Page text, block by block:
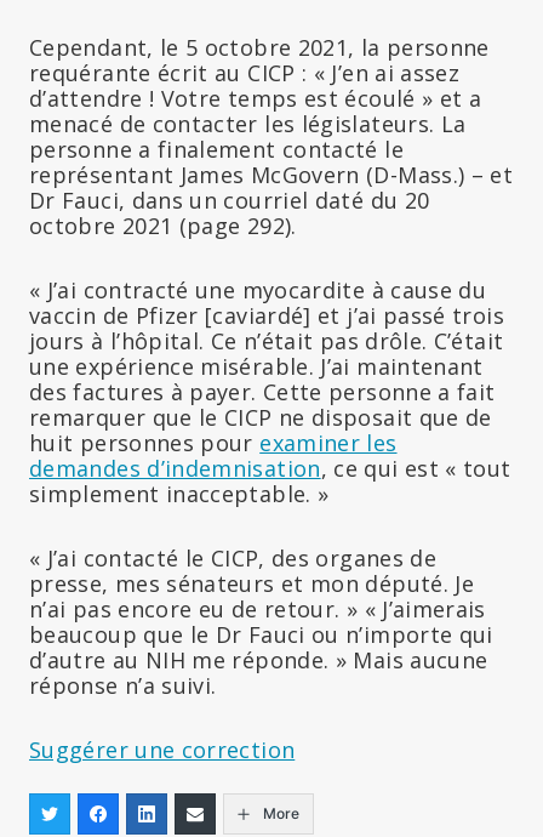
Cependant, le 5 octobre 2021, la personne
requérante écrit au CICP : « J’en ai assez
d’attendre ! Votre temps est écoulé » et a
menacé de contacter les législateurs. La
personne a finalement contacté le
représentant James McGovern (D-Mass.) – et
Dr Fauci, dans un courriel daté du 20
octobre 2021 (page 292).
« J’ai contracté une myocardite à cause du
vaccin de Pfizer [caviardé] et j’ai passé trois
jours à l’hôpital. Ce n’était pas drôle. C’était
une expérience misérable. J’ai maintenant
des factures à payer. Cette personne a fait
remarquer que le CICP ne disposait que de
huit personnes pour examiner les
demandes d’indemnisation, ce qui est « tout
simplement inacceptable. »
« J’ai contacté le CICP, des organes de
presse, mes sénateurs et mon député. Je
n’ai pas encore eu de retour. » « J’aimerais
beaucoup que le Dr Fauci ou n’importe qui
d’autre au NIH me réponde. » Mais aucune
réponse n’a suivi.
Suggérer une correction
More